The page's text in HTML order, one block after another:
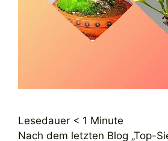
Lesedauer < 1 Minute
Nach dem letzten Blog „Top-